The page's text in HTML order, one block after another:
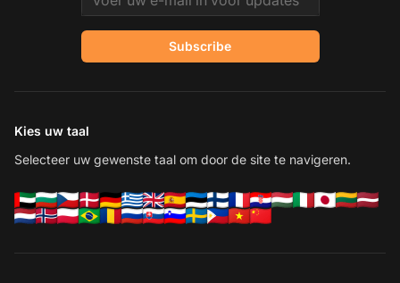
Subscribe
Kies uw taal
Selecteer uw gewenste taal om door de site te navigeren.